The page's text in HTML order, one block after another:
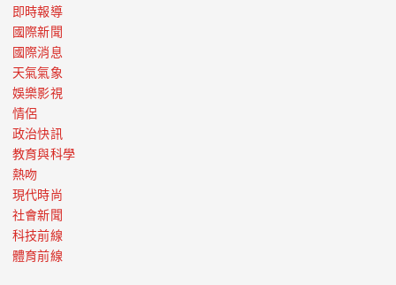
即時報導
國際新聞
國際消息
天氣氣象
娛樂影視
情侶
政治快訊
教育與科學
熱吻
現代時尚
社會新聞
科技前線
體育前線